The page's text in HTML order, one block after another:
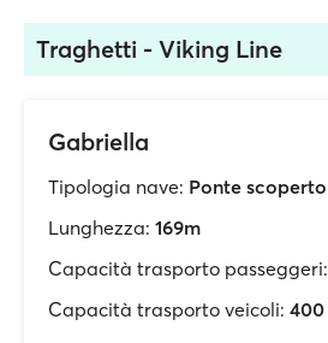
Traghetti - Viking Line
Gabriella
Tipologia nave: Ponte scoperto
Lunghezza: 169m
Capacità trasporto passeggeri:
Capacità trasporto veicoli: 400